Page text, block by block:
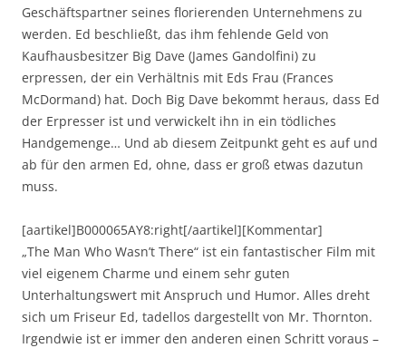
Geschäftspartner seines florierenden Unternehmens zu
werden. Ed beschließt, das ihm fehlende Geld von
Kaufhausbesitzer Big Dave (James Gandolfini) zu
erpressen, der ein Verhältnis mit Eds Frau (Frances
McDormand) hat. Doch Big Dave bekommt heraus, dass Ed
der Erpresser ist und verwickelt ihn in ein tödliches
Handgemenge… Und ab diesem Zeitpunkt geht es auf und
ab für den armen Ed, ohne, dass er groß etwas dazutun
muss.
[aartikel]B000065AY8:right[/aartikel][Kommentar]
„The Man Who Wasn’t There“ ist ein fantastischer Film mit
viel eigenem Charme und einem sehr guten
Unterhaltungswert mit Anspruch und Humor. Alles dreht
sich um Friseur Ed, tadellos dargestellt von Mr. Thornton.
Irgendwie ist er immer den anderen einen Schritt voraus –